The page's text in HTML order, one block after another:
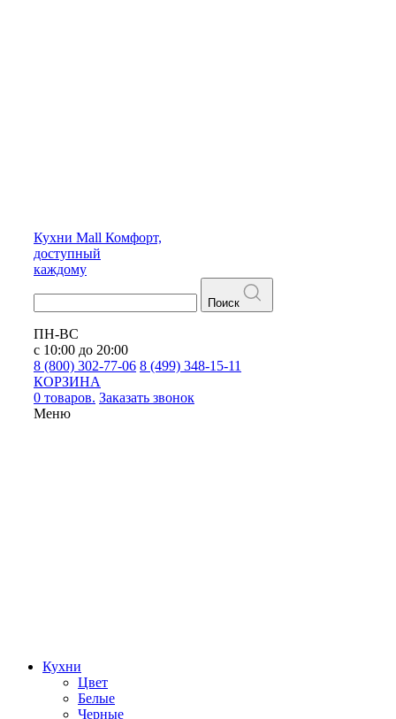
Кухни Mall Комфорт,
доступный
каждому
Поиск
ПН-ВС
с 10:00 до 20:00
8 (800) 302-77-06 8 (499) 348-15-11
КОРЗИНА
0 товаров. Заказать звонок
Меню
Кухни
Цвет
Белые
Черные